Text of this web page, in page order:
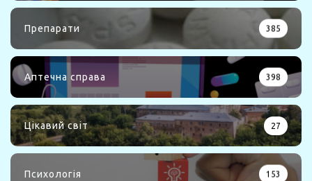
Препарати 385
Аптечна справа 398
Цікавий світ 27
Психологія 153